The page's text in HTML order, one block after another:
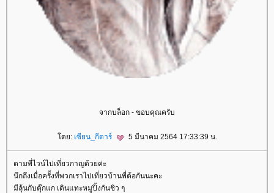
จากบล็อก - ขอบคุณครับ
ดย: เซียน_กีตาร์ 5 มีนาคม 2564 17:33:39 น.
ตามพี่ไวน์ไปเที่ยวกาญด้วยค่ะ
นึกถึงเมื่อครั้งที่พวกเราไปเที่ยวบ้านพี่ต้อกันนะคะ
มีลุ้นกับตุ๊กแก เดินแทะหมูปิ้งกันชิว ๆ